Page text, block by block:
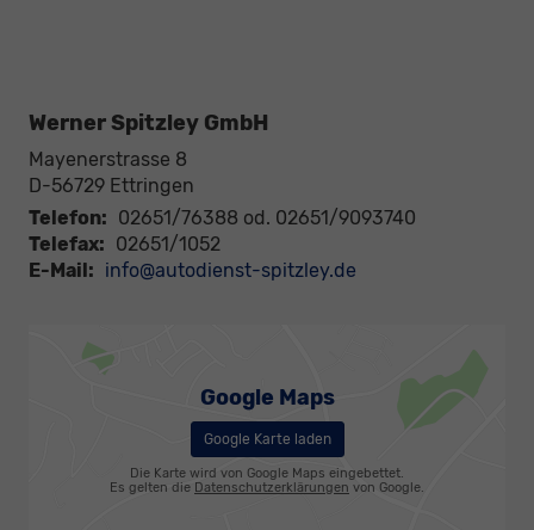
Werner Spitzley GmbH
Mayenerstrasse 8
D-56729 Ettringen
Telefon: 02651/76388 od. 02651/9093740
Telefax: 02651/1052
E-Mail: info@autodienst-spitzley.de
Google Maps
Google Karte laden
Die Karte wird von Google Maps eingebettet.
Es gelten die Datenschutzerklärungen von Google.